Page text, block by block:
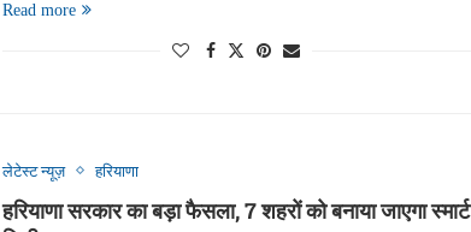
Read more
लेटेस्ट न्यूज़ हरियाणा
हरियाणा सरकार का बड़ा फैसला, 7 शहरों को बनाया जाएगा स्मार्ट